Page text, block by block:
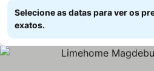
Selecione as datas para ver os
exatos.